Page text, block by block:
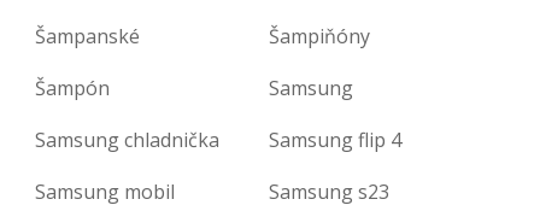
Šampanské
Šampiňóny
Šampón
Samsung
Samsung chladnička
Samsung flip 4
Samsung mobil
Samsung s23